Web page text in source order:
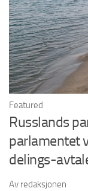
Featured
Russlands
parlamentet
delings-
Av redaksjonen